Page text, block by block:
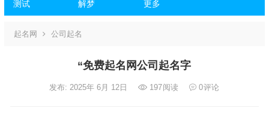
测试
解梦 更多
起名网 公司起名
“免费起名网公司起名字
发布: 2025年 6月 12日 197阅读 0评论